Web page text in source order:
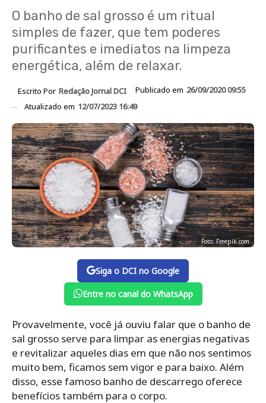
O banho de sal grosso é um ritual
simples de fazer, que tem poderes
purificantes e imediatos na limpeza
energética, além de relaxar.
Escrito Por Redação Jornal DCI Publicado em 26/09/2020 09:55
Atualizado em 12/07/2023 16:49
Foto: Freepik.com
Siga o DCI no Google
Entre no canal do WhatsApp
Provavelmente, você já ouviu falar que o banho de
sal grosso serve para limpar as energias negativas
e revitalizar aqueles dias em que não nos sentimos
muito bem, ficamos sem vigor e para baixo. Além
disso, esse famoso banho de descarrego oferece
benefícios também para o corpo.